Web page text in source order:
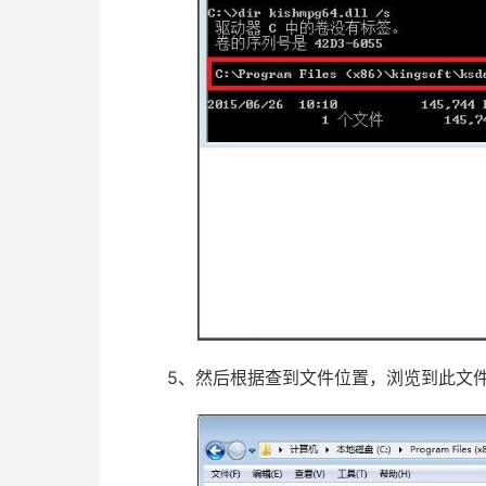
5、然后根据查到文件位置，浏览到此文